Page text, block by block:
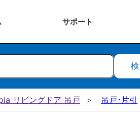
サポート
リビングドア 吊戸 吊戸･片引